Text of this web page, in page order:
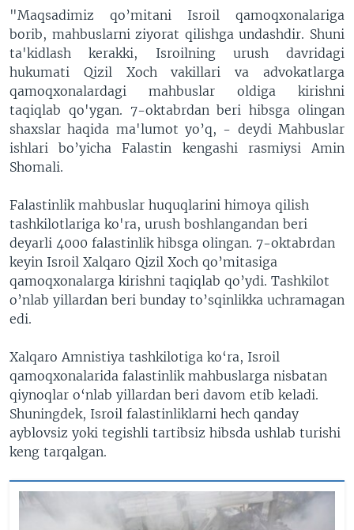
"Maqsadimiz qo’mitani Isroil qamoqxonalariga
borib, mahbuslarni ziyorat qilishga undashdir. Shuni
ta'kidlash kerakki, Isroilning urush davridagi
hukumati Qizil Xoch vakillari va advokatlarga
qamoqxonalardagi mahbuslar oldiga kirishni
taqiqlab qo'ygan. 7-oktabrdan beri hibsga olingan
shaxslar haqida ma'lumot yo’q, - deydi Mahbuslar
ishlari bo’yicha Falastin kengashi rasmiysi Amin
Shomali.
Falastinlik mahbuslar huquqlarini himoya qilish
tashkilotlariga ko'ra, urush boshlangandan beri
deyarli 4000 falastinlik hibsga olingan. 7-oktabrdan
keyin Isroil Xalqaro Qizil Xoch qo’mitasiga
qamoqxonalarga kirishni taqiqlab qo’ydi. Tashkilot
o’nlab yillardan beri bunday to’sqinlikka uchramagan
edi.
Xalqaro Amnistiya tashkilotiga ko‘ra, Isroil
qamoqxonalarida falastinlik mahbuslarga nisbatan
qiynoqlar o‘nlab yillardan beri davom etib keladi.
Shuningdek, Isroil falastinliklarni hech qanday
ayblovsiz yoki tegishli tartibsiz hibsda ushlab turishi
keng tarqalgan.